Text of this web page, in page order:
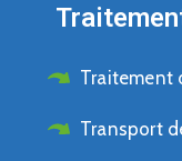
Traitement
Transport